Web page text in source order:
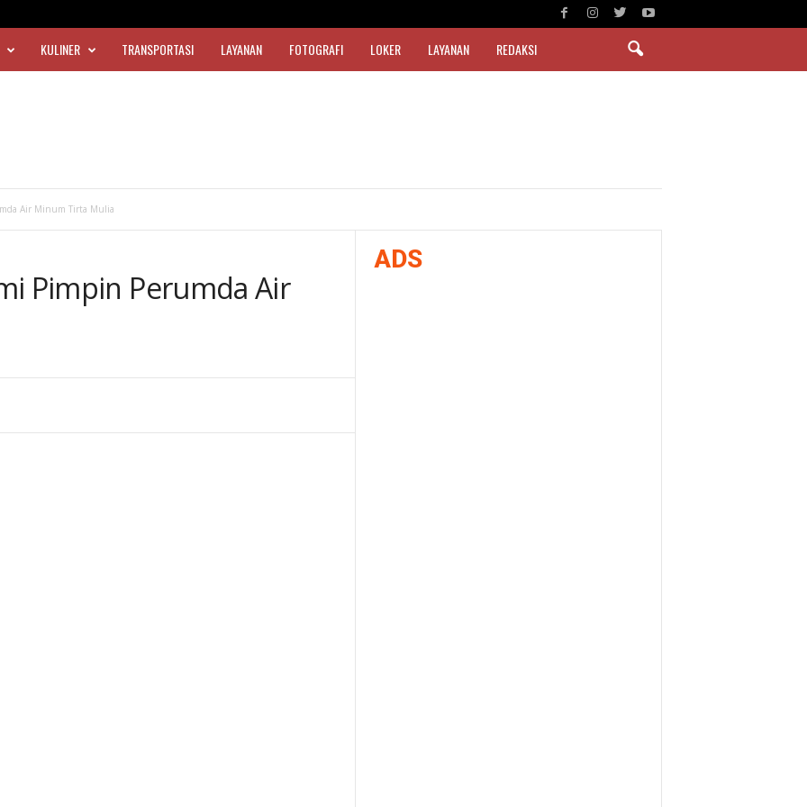
KULINER TRANSPORTASI LAYANAN FOTOGRAFI LOKER LAYANAN REDAKSI
Air Minum Tirta Mulia
Pimpin Perumda Air
ADS